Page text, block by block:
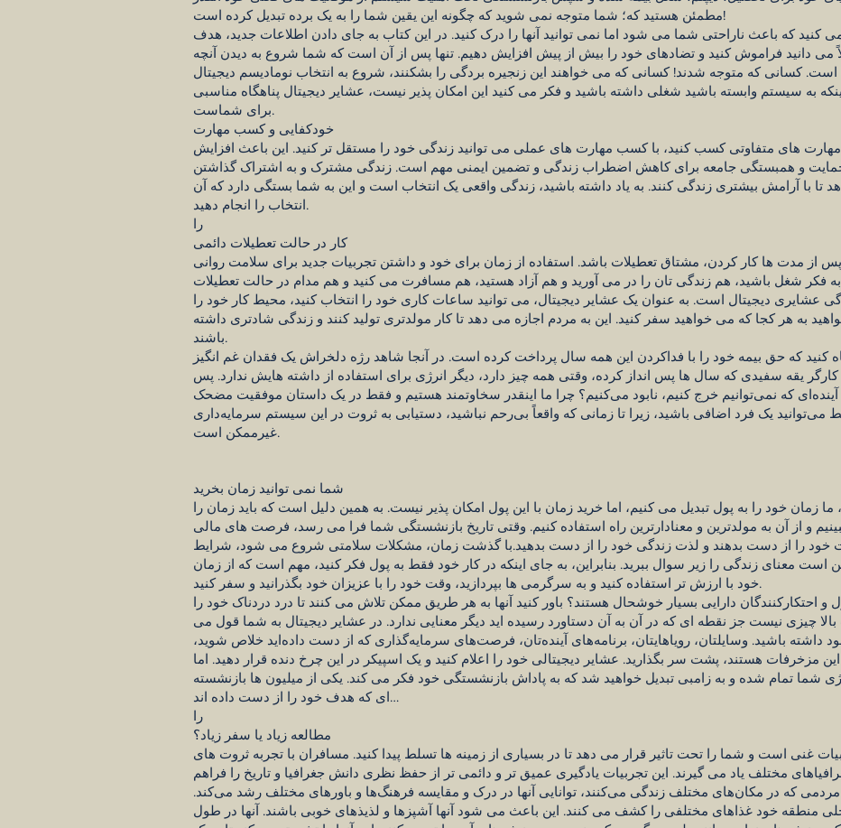
مطمئن هستید که؛ شما متوجه نمی شوید که چگونه این یقین شما را به یک برده تبدیل کرده است!
کنید که باعث ناراحتی شما می شود اما نمی توانید آنها را درک کنید. در این کتاب به جای دادن اطلاعات جدید، هدف
می دانید فراموش کنید و تضادهای خود را بیش از پیش افزایش دهیم. تنها پس از آن است که شما شروع به دیدن آنچه
کسانی که متوجه شدند! کسانی که می خواهند این زنجیره بردگی را بشکنند، شروع به انتخاب نومادیسم دیجیتال
به سیستم وابسته باشید شغلی داشته باشید و فکر می کنید این امکان پذیر نیست، عشایر دیجیتال پناهگاه مناسبی
برای شماست.
خودکفایی و کسب مهارت
مهارت های متفاوتی کسب کنید، با کسب مهارت های عملی می توانید زندگی خود را مستقل تر کنید. این باعث افزایش
و همبستگی جامعه برای کاهش اضطراب زندگی و تضمین ایمنی مهم است. زندگی مشترک و به اشتراک گذاشتن
تا با آرامش بیشتری زندگی کنند. به یاد داشته باشید، زندگی واقعی یک انتخاب است و این به شما بستگی دارد که آن
انتخاب را انجام دهید.
را
کار در حالت تعطیلات دائمی
از مدت ها کار کردن، مشتاق تعطیلات باشد. استفاده از زمان برای خود و داشتن تجربیات جدید برای سلامت روانی
شغل باشید، هم زندگی تان را در می آورید و هم آزاد هستید، هم مسافرت می کنید و هم مدام در حالت تعطیلات
عشایری دیجیتال است. به عنوان یک عشایر دیجیتال، می توانید ساعات کاری خود را انتخاب کنید، محیط کار خود را
به هر کجا که می خواهید سفر کنید. این به مردم اجازه می دهد تا کار مولدتری تولید کنند و زندگی شادتری داشته
باشند.
کنید که حق بیمه خود را با فداکردن این همه سال پرداخت کرده است. در آنجا شاهد رژه دلخراش یک فقدان غم انگیز
کارگر یقه سفیدی که سال ها پس انداز کرده، وقتی همه چیز دارد، دیگر انرژی برای استفاده از داشته هایش ندارد. پس
که نمی‌توانیم خرج کنیم، نابود می‌کنیم؟ چرا ما اینقدر سخاوتمند هستیم و فقط در یک داستان موفقیت مضحک
یک فرد اضافی باشید، زیرا تا زمانی که واقعاً بی‌رحم نباشید، دستیابی به ثروت در این سیستم سرمایه‌داری
غیرممکن است.
شما نمی توانید زمان بخرید
خود را به پول تبدیل می کنیم، اما خرید زمان با این پول امکان پذیر نیست. به همین دلیل است که باید زمان را
و از آن به مولدترین و معنادارترین راه استفاده کنیم. وقتی تاریخ بازنشستگی شما فرا می رسد، فرصت های مالی
خود را از دست بدهند و لذت زندگی خود را از دست بدهید.با گذشت زمان، مشکلات سلامتی شروع می شود، شرایط
معنای زندگی را زیر سوال ببرید. بنابراین، به جای اینکه در کار خود فقط به پول فکر کنید، مهم است که از زمان
خود با ارزش تر استفاده کنید و به سرگرمی ها بپردازید، وقت خود را با عزیزان خود بگذرانید و سفر کنید.
پول و احتکارکنندگان دارایی بسیار خوشحال هستند؟ باور کنید آنها به هر طریق ممکن تلاش می کنند تا درد دردناک خود را
چیزی نیست جز نقطه ای که در آن به آن دستاورد رسیده اید دیگر معنایی ندارد. در عشایر دیجیتال به شما قول می
داشته باشید. وسایلتان، رویاهایتان، برنامه‌های آینده‌تان، فرصت‌های سرمایه‌گذاری که از دست داده‌اید خلاص شوید،
مزخرفات هستند، پشت سر بگذارید. عشایر دیجیتالی خود را اعلام کنید و یک اسپیکر در این چرخ دنده قرار دهید. اما
شما تمام شده و به زامبی تبدیل خواهید شد که به پاداش بازنشستگی خود فکر می کند. یکی از میلیون ها بازنشسته
ای که هدف خود را از دست داده اند…
را
مطالعه زیاد یا سفر زیاد؟
غنی است و شما را تحت تاثیر قرار می دهد تا در بسیاری از زمینه ها تسلط پیدا کنید. مسافران با تجربه ثروت های
مختلف یاد می گیرند. این تجربیات یادگیری عمیق تر و دائمی تر از حفظ نظری دانش جغرافیا و تاریخ را فراهم
مردمی که در مکان‌های مختلف زندگی می‌کنند، توانایی آنها در درک و مقایسه فرهنگ‌ها و باورهای مختلف رشد می‌کند.
منطقه خود غذاهای مختلفی را کشف می کنند. این باعث می شود آنها آشپزها و لذیذهای خوبی باشند. آنها در طول